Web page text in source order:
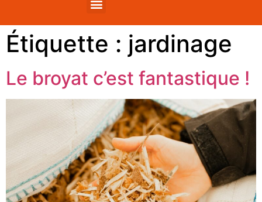
Étiquette : jardinage
Le broyat c’est fantastique !